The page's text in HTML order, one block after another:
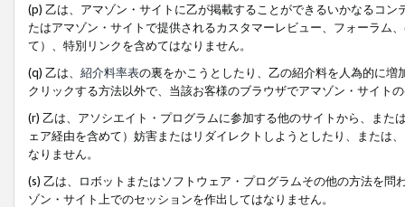
(p) 乙は、アマゾン・サイトに乙が掲載することができるいかなるコ
たはアマゾン・サイトで提供されるカスタマーレビュー、フォーラム
て）、特別リンクを含めてはなりません。
(q) 乙は、 紹介料率表の裏をかこうとしたり、乙の紹介料を人為的に
クリックする方法以外で、当該お客様のブラウザでアマゾン・サイト
(r) 乙は、アソシエイト・プログラムに参加する他のサイトから、ま
ェア経由を含めて）妨害またはリダイレクトしようとしたり、または
なりません。
(s) 乙は、ロボットまたはソフトウェア・プログラムその他の方法を
ゾン・サイト上でのセッションを作出してはなりません。